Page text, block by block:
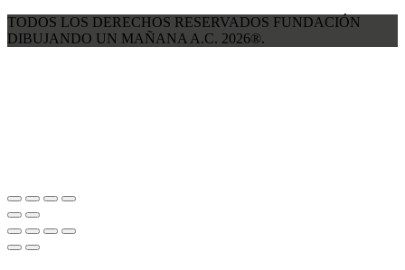
TODOS LOS DERECHOS RESERVADOS FUNDACIÓN
DIBUJANDO UN MAÑANA A.C. 2026®.